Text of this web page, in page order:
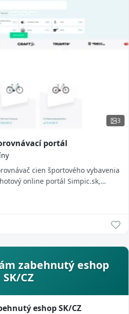
3
portál
cien športového vybavenia
online portál Simpic.sk,
cie...
zabehnutý eshop
SK/CZ
eshop SK/CZ